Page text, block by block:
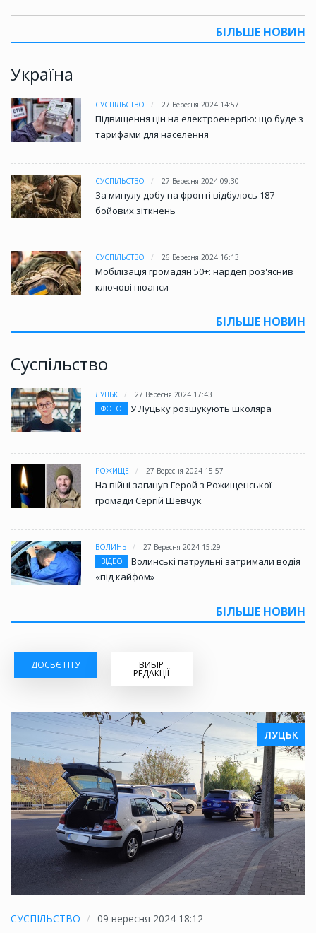
БІЛЬШЕ НОВИН
Україна
СУСПІЛЬСТВО 27 Вересня 2024 14:57
Підвищення цін на електроенергію: що буде з
тарифами для населення
СУСПІЛЬСТВО 27 Вересня 2024 09:30
За минулу добу на фронті відбулось 187
бойових зіткнень
СУСПІЛЬСТВО 26 Вересня 2024 16:13
Мобілізація громадян 50+: нардеп роз'яснив
ключові нюанси
БІЛЬШЕ НОВИН
Суспільство
ЛУЦЬК
27 Вересня 2024 17:43
ФОТО
У Луцьку розшукують школяра
РОЖИЩЕ 27 Вересня 2024 15:57
На війні загинув Герой з Рожищенської
громади Сергій Шевчук
ВОЛИНЬ
27 Вересня 2024 15:29
ВІДЕО
Волинські патрульні затримали водія
«під кайфом»
БІЛЬШЕ НОВИН
ДОСЬЄ ГІТУ ВИБІР
РЕДАКЦІЇ
ЛУЦЬК
СУСПІЛЬСТВО 09 вересня 2024 18:12